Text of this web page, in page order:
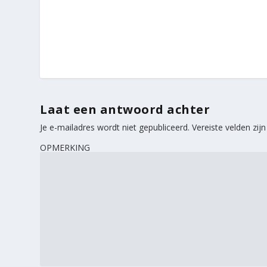
Laat een antwoord achter
Je e-mailadres wordt niet gepubliceerd. Vereiste velden
OPMERKING